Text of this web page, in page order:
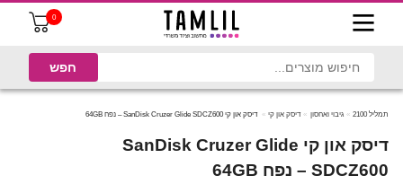
0
תמליל 2100 גיבוי ואחסון דיסק און קי דיסק און קי SanDisk Cruzer Glide SDCZ600 – נפח 64GB
דיסק און קי SanDisk Cruzer Glide
SDCZ600 – נפח 64GB